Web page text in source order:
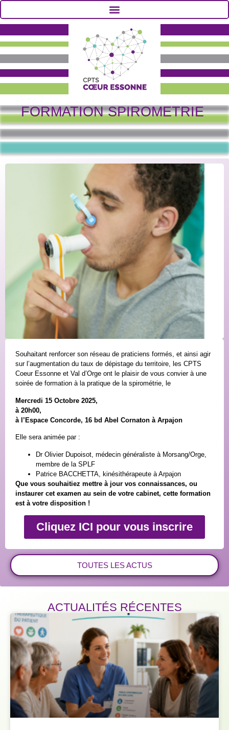
FORMATION SPIROMETRIE
Souhaitant renforcer son réseau de praticiens formés, et ainsi agir
sur l’augmentation du taux de dépistage du territoire, les CPTS
Coeur Essonne et Val d’Orge ont le plaisir de vous convier à une
soirée de formation à la pratique de la spirométrie, le
Mercredi 15 Octobre 2025,
à 20h00,
à l’Espace Concorde, 16 bd Abel Cornaton à Arpajon
Elle sera animée par :
Dr Olivier Dupoisot, médecin généraliste à Morsang/Orge,
membre de la SPLF
Patrice BACCHETTA, kinésithérapeute à Arpajon
Que vous souhaitiez mettre à jour vos connaissances, ou
instaurer cet examen au sein de votre cabinet, cette formation
est à votre disposition !
Cliquez ICI pour vous inscrire
TOUTES LES ACTUS
ACTUALITÉS RÉCENTES